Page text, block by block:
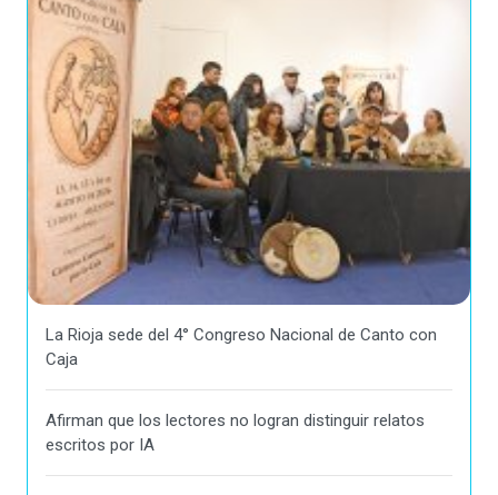
La Rioja sede del 4° Congreso Nacional de Canto con
Caja
Afirman que los lectores no logran distinguir relatos
escritos por IA